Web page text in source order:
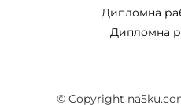
Дипломна
Дипломна
© Copyright